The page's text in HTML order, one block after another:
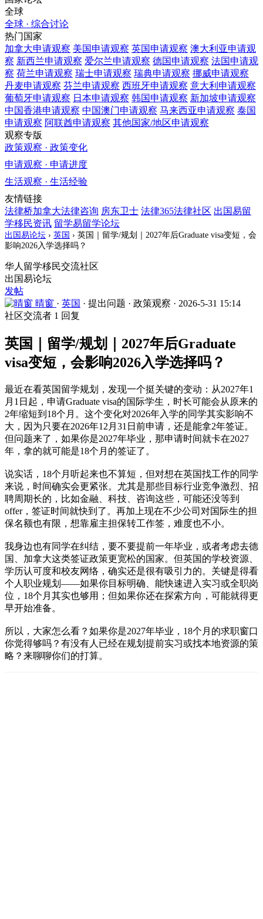
全球
全球 · 综合讨论
热门国家
加拿大申请观察 美国申请观察 英国申请观察 澳大利亚申请观
察 新西兰申请观察 爱尔兰申请观察 德国申请观察 法国申请观
察 荷兰申请观察 瑞士申请观察 瑞典申请观察 挪威申请观察
丹麦申请观察 芬兰申请观察 西班牙申请观察 意大利 申请观察
葡萄牙申请观察 日本申请观察 韩国申请观察 新加坡申请观察
中国香港申请观察 中国澳门申请观察 马来西亚申请观察 泰国
申请观察 阿联酋申请观察 其他国家/地区申请观察
观察专版
政策观察 · 政策变化
申请观察 · 申请进度
生活观察 · 生活经验
友情链接
法律桥加拿大法律咨询 房东卫士 法律365法律社区 出国易留
学移民资讯 留学易留学论坛
出国易论坛 › 英国 › 英国｜留学/规划｜2027年后Graduate visa变短，会
影响2026入学选择吗？
华人留学移民交流社区
出国易论坛
发帖
晴窗 · 英国 · 提出问题 · 政策观察 · 2026-5-31 15:14
社区交流者 1 回复
英国｜留学/规划｜2027年后Graduate
visa变短，会影响2026入学选择吗？
最近在看英国留学规划，发现一个挺关键的变动：从2027年1
月1日起，申请Graduate visa的国际学生，时长可能会从原来的
2年缩短到18个月。这个变化对2026年入学的同学其实影响不
大，因为只要在2026年12月31日前申请，还是能拿2年签证。
但问题来了，如果你是2027年毕业，那申请时间就卡在2027
年，拿的就可能是18个月的签证了。
说实话，18个月听起来也不算短，但对想在英国找工作的同学
来说，时间确实会更紧张。尤其是那些目标行业竞争激烈、招
聘周期长的，比如金融、科技、咨询这些，可能还没等到
offer，签证时间就快到了。再加上现在不少公司对国际生的担
保名额也有限，想靠雇主担保转工作签，难度也不小。
我身边也有同学在纠结，要不要提前一年毕业，或者考虑去德
国、加拿大这类签证政策更宽松的国家。但英国的学校资源、
学历认可度和校友网络，确实还是很有吸引力的。关键是得看
个人职业规划——如果你目标明确、能快速进入实习或全职岗
位，18个月其实也够用；但如果你还在探索方向，可能就得更
早开始准备。
所以，大家怎么看？如果你是2027年毕业，18个月的求职窗口
你觉得够吗？有没有人已经在规划提前实习或找本地资源的策
略？来聊聊你们的打算。